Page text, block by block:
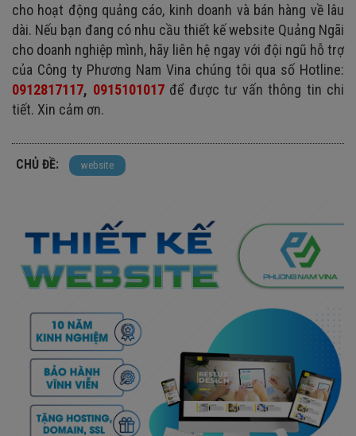
cho hoạt động quảng cáo, kinh doanh và bán hàng về lâu
dài. Nếu bạn đang có nhu cầu thiết kế website Quảng Ngãi
cho doanh nghiệp mình, hãy liên hệ ngay với đội ngũ hỗ trợ
của Công ty Phương Nam Vina chúng tôi qua số Hotline:
0912817117, 0915101017để được tư vấn thông tin chi
tiết. Xin cảm ơn.
CHỦ ĐỀ: website